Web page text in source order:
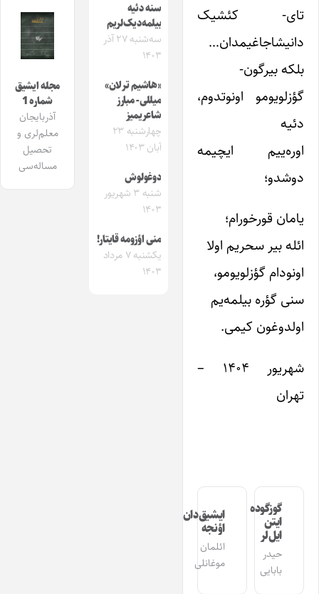
تای- کئشیک
دانیشاجاغیمدان…
بلکه بیرگون-
گؤزلویومو اونوتدوم،
دئیه
اوره‌ییم ایچیمه
دوشدو؛
یامان قورخورام؛
ائله بیر سحریم اولا
اونودام گؤزلویومو،
سنی گؤره بیلمه‌یم
اولدوغون کیمی.
شهریور ۱۴۰۴ –
تهران
گوزگوده
ایتن
ایل‌لر
حیدر
بابایی
ایشیق‌دان
اؤنجه
ائلمان
موغانلی
سنه دئیه
بیلمه‌دیک‌لریم
سه‌شنبه ۲۷ آذر
۱۴۰۳
«هاشیم ترلان»
میللی- مبارز
شاعریمیز
چهارشنبه ۲۳
آبان ۱۴۰۳
دوغولوش
شنبه ۳ شهریور
۱۴۰۳
منی اؤزومه قایتار!
یکشنبه ۷ مرداد
۱۴۰۳
مجله ایشیق
شماره 1
آذربایجان
معلم‌لری و
تحصیل
مساله‌سی